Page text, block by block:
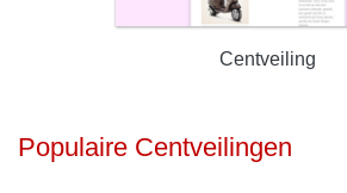
Centveiling
Populaire Centveilingen